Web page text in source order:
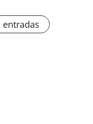
entradas